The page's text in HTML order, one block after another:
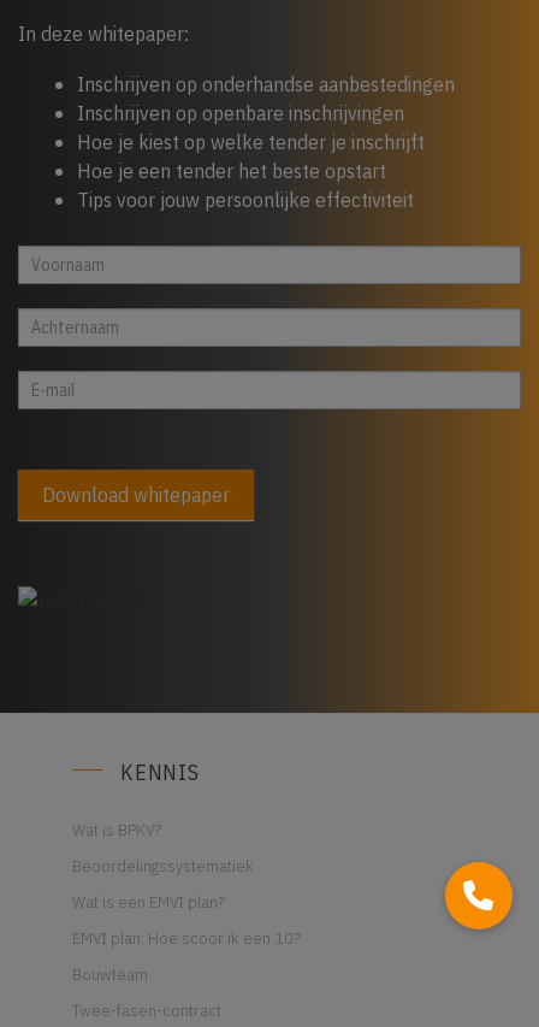
In deze whitepaper:
Inschrijven op onderhandse aanbestedingen
Inschrijven op openbare inschrijvingen
Hoe je kiest op welke tender je inschrijft
Hoe je een tender het beste opstart
Tips voor jouw persoonlijke effectiviteit
Whitepaper
cta
footer
Indien
je
een
mens
bent,
laat
veld
leeg:.
Download whitepaper
KENNIS
Wat is BPKV?
Beoordelingssystematiek
Wat is een EMVI plan?
EMVI plan: Hoe scoor ik een 10?
Bouwteam
Twee-fasen-contract